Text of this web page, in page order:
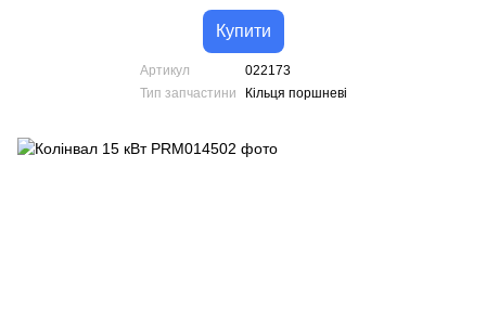
Купити
Артикул
022173
Тип запчастини
Кільця поршневі